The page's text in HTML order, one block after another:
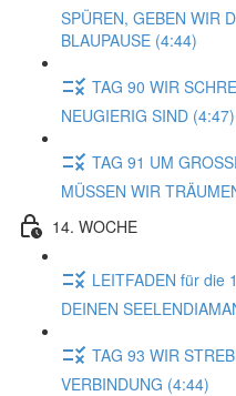
SPÜREN, GEBEN WIR
BLAUPAUSE (4:44)
TAG 90 WIR
NEUGIERIG SIND (4:47)
TAG 91 UM
MÜSSEN WIR
14. WOCHE
LEITFADEN für die
DEINEN
TAG 93 WIR
VERBINDUNG (4:44)